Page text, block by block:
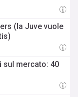
(la Juve vuole
sul mercato: 40